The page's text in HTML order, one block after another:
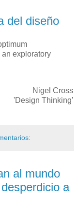
del diseño
exploratory
Nigel Cross
'Design Thinking'
al mundo
a